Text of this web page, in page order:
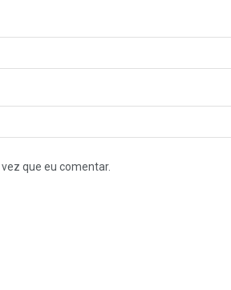
que eu comentar.